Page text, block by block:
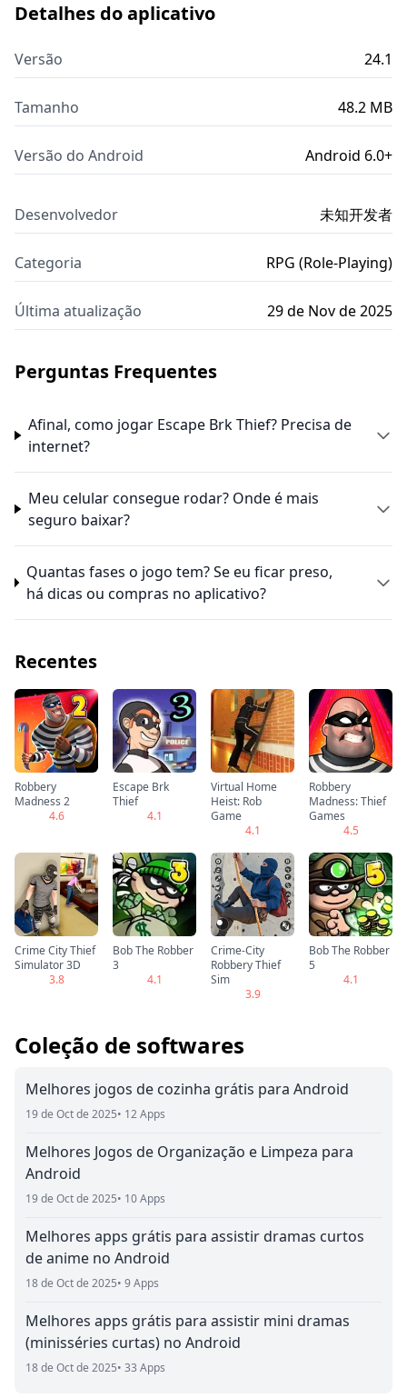
Detalhes do aplicativo
Versão 24.1
Tamanho 48.2 MB
Versão do Android Android 6.0+
Desenvolvedor 未知开发者
Categoria RPG (Role-Playing)
Última atualização 29 de Nov de 2025
Perguntas Frequentes
Afinal, como jogar Escape Brk Thief? Precisa de
internet?
Meu celular consegue rodar? Onde é mais
seguro baixar?
Quantas fases o jogo tem? Se eu ficar preso,
há dicas ou compras no aplicativo?
Recentes
Robbery
Madness 2
4.6
Escape Brk
Thief
4.1
Virtual Home
Heist: Rob
Game
4.1
Robbery
Madness: Thief
Games
4.5
Crime City Thief
Simulator 3D
3.8
Bob The Robber
3
4.1
Crime-City
Robbery Thief
Sim
3.9
Bob The Robber
5
4.1
Coleção de softwares
Melhores jogos de cozinha grátis para Android
19 de Oct de 2025• 12 Apps
Melhores Jogos de Organização e Limpeza para
Android
19 de Oct de 2025• 10 Apps
Melhores apps grátis para assistir dramas curtos
de anime no Android
18 de Oct de 2025• 9 Apps
Melhores apps grátis para assistir mini dramas
(minisséries curtas) no Android
18 de Oct de 2025• 33 Apps